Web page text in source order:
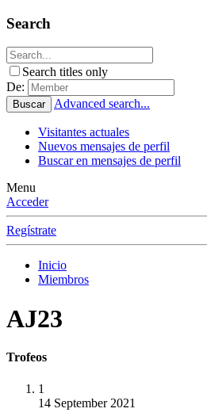
Search
Search titles only
De:
Buscar Advanced search...
Visitantes actuales
Nuevos mensajes de perfil
Buscar en mensajes de perfil
Menu
Acceder
Regístrate
Inicio
Miembros
AJ23
Trofeos
1
14 September 2021